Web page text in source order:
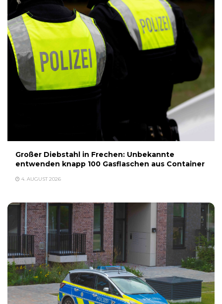
Großer Diebstahl in Frechen: Unbekannte
entwenden knapp 100 Gasflaschen aus Container
4. AUGUST 2026